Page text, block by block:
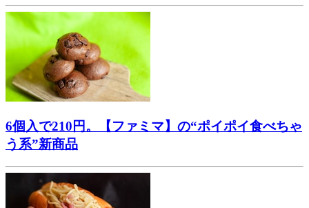
6個入で210円。【ファミマ】の“ポイポイ食べちゃ
う系”新商品